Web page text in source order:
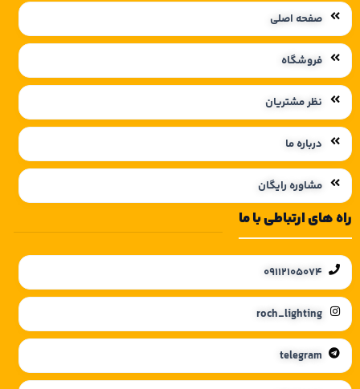
صفحه اصلی
فروشگاه
نظر مشتریان
درباره ما
مشاوره رایگان
راه های ارتباطی با ما
09112105074
roch_lighting
telegram